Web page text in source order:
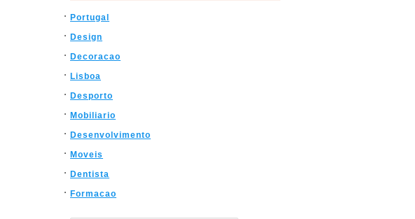
Portugal
Design
Decoracao
Lisboa
Desporto
Mobiliario
Desenvolvimento
Moveis
Dentista
Formacao